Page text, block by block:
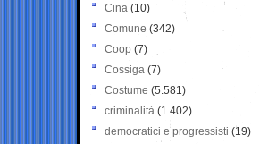
Cina (10)
Comune (342)
Coop (7)
Cossiga (7)
Costume (5.581)
criminalità (1.402)
democratici e progressisti (19)